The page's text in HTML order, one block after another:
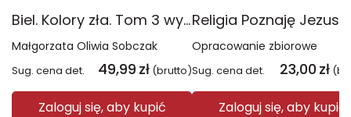
Biel. Kolory zła. Tom 3 wyd. 2025
Małgorzata Oliwia Sobczak
Sug. cena det. 49,99 zł (brutto)
Zaloguj się, aby kupić
Opracowanie zbiorowe
Sug. cena det. 23,00 zł
Zaloguj się, aby kupić